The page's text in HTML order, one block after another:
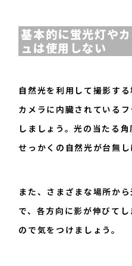
基本的に蛍光灯や
ュは使用しない
自然光を利用して撮影す
カメラに内臓されている
しましょう。光の当たる
せっかくの自然光が台無し
また、さまざまな場所か
で、各方向に影が伸びて
ので気をつけましょう。